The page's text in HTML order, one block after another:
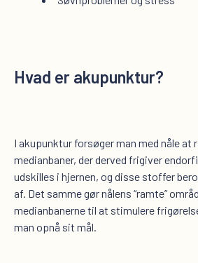
Hvad er akupunktur?
I akupunktur forsøger man med nåle at
medianbaner, der derved frigiver
udskilles i hjernen, og disse stoffer
af. Det samme gør nålens “ramte”
medianbanerne til at stimulere
man opnå sit mål.